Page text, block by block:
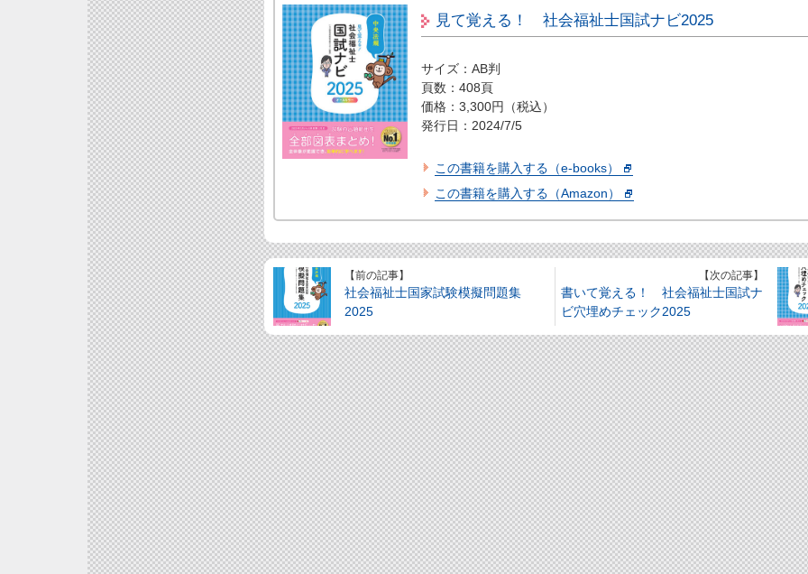
見て覚える！ 社会福祉士国試ナビ2025
サイズ：AB判
頁数：408頁
価格：3,300円（税込）
発行日：2024/7/5
この書籍を購入する（e-books）
この書籍を購入する（Amazon）
【前の記事】
社会福祉士国家試験模擬問題集
2025
【次の記事】
書いて覚える！ 社会福祉士国試ナ
ビ穴埋めチェック2025